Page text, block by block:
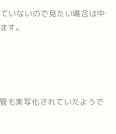
いないので見たい場合は中
す。
も実写化されていたようで